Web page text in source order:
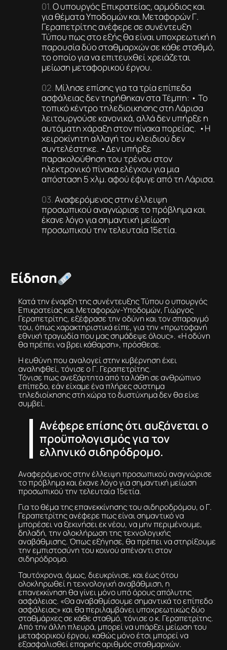
Ο υπουργός Επικρατείας, αρμόδιος και
για θέματα Υποδομών και Μεταφορών Γ.
Γεραπετρίτης ανέφερε σε συνέντευξη
Τύπου πως στο εξής θα είναι υποχρεωτική η
παρουσία δύο σταθμαρχών σε κάθε σταθμό,
το οποίο για να επιτευχθεί χρειάζεται
μείωση μεταφορικού έργου.
Μίλησε επίσης για τα τρία επίπεδα
ασφάλειας δεν τηρήθηκαν στα Τέμπη: • Το
τοπικό κέντρο τηλεδιοικησης στη Λάρισα
λειτουργούσε κανονικά, αλλά δεν υπήρξε η
αυτόματη χάραξη στον πίνακα πορείας. •Η
χειροκίνητη αλλαγή του κλειδιού δεν
συντελέστηκε. •Δεν υπήρξε
παρακολούθηση του τρένου στον
ηλεκτρονικό πίνακα ελέγχου για μια
απόσταση 5 χλμ. αφού έφυγε από τη Λάρισα.
Αναφερόμενος στην έλλειψη
προσωπικού αναγνώρισε το πρόβλημα και
έκανε λόγο για σημαντική μείωση
προσωπικού την τελευταία 15ετία.
Είδηση
Κατά την έναρξη της συνέντευξης Τύπου ο υπουργός
Επικρατείας και Μεταφορών-Υποδομών, Γιώργος
Γεραπετρίτης, εξέφρασε την οδύνη και τον σπαραγμό
του, όπως χαρακτηριστικά είπε, για την «πρωτοφανή
εθνική τραγωδία που μας σημάδεψε όλους». «Η οδύνη
θα πρέπει να βρει κάθαρση», πρόσθεσε.
Η ευθύνη που αναλογεί στην κυβέρνηση έχει
αναληφθεί, τόνισε ο Γ. Γεραπετρίτης.
Τόνισε πως ανεξάρτητα από τα λάθη σε ανθρώπινο
επίπεδο, εάν είχαμε ένα πλήρες σύστημα
τηλεδιοίκησης στη χώρα το δυστύχημα δεν θα είχε
συμβεί.
Ανέφερε επίσης ότι αυξάνεται ο
προϋπολογισμός για τον
ελληνικό σιδηρόδρομο.
Αναφερόμενος στην έλλειψη προσωπικού αναγνώρισε
το πρόβλημα και έκανε λόγο για σημαντική μείωση
προσωπικού την τελευταία 15ετία.
Για το θέμα της επανεκκίνησης του σιδηροδρόμου, ο Γ.
Γεραπετρίτης ανέφερε πως είναι σημαντικό να
μπορέσει να ξεκινήσει εκ νέου, να μην περιμένουμε,
δηλαδή, την ολοκλήρωση της τεχνολογικής
αναβάθμισης. Όπως εξήγησε, θα πρέπει να στηρίξουμε
την εμπιστοσύνη του κοινού απέναντι στον
σιδηρόδρομο.
Ταυτόχρονα, όμως, διευκρίνισε, και έως ότου
ολοκληρωθεί η τεχνολογική αναβάθμιση, η
επανεκκίνηση θα γίνει μόνο υπό όρους απόλυτης
ασφάλειας. «Θα αναβαθμίσουμε σημαντικά το επίπεδο
ασφάλειας» και θα περιλαμβάνει υποχρεωτικώς δύο
σταθμάρχες σε κάθε σταθμό, τόνισε ο κ. Γεραπετρίτης.
Από την άλλη πλευρά, μπορεί να υπάρξει μείωση του
μεταφορικού έργου, καθώς μόνο έτσι μπορεί να
εξασφαλισθεί επαρκής αριθμός σταθμαρχών.